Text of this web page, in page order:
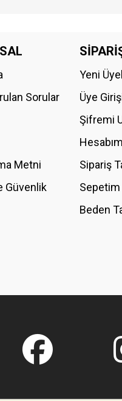
görüntülenemiyor.
pahalı.
olmalı.
Sorular
Metni
Güvenlik
Yeni
Üye
Şifremi
Hesabım
Sipariş
Sepetim
Beden